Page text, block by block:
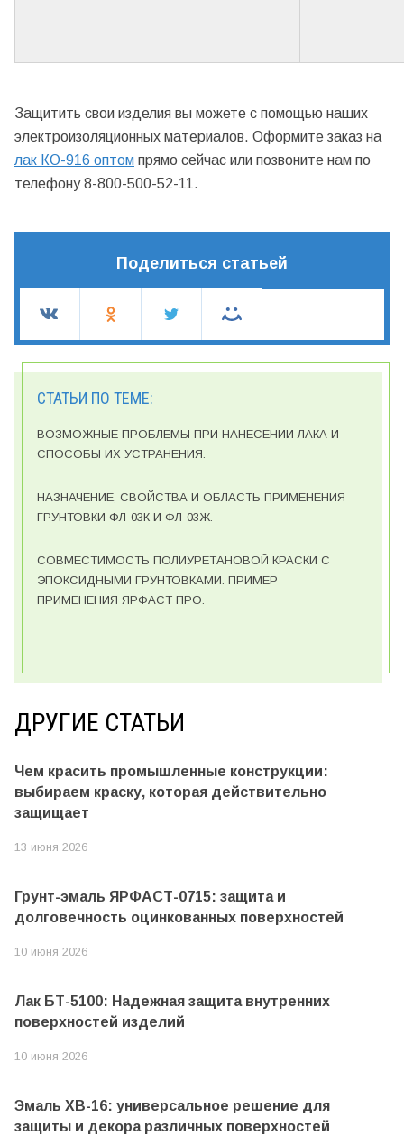
Защитить свои изделия вы можете с помощью наших
электроизоляционных материалов. Оформите заказ на
лак КО-916 оптом прямо сейчас или позвоните нам по
телефону 8-800-500-52-11.
Поделиться статьей
СТАТЬИ ПО ТЕМЕ:
ВОЗМОЖНЫЕ ПРОБЛЕМЫ ПРИ НАНЕСЕНИИ ЛАКА И
СПОСОБЫ ИХ УСТРАНЕНИЯ.
НАЗНАЧЕНИЕ, СВОЙСТВА И ОБЛАСТЬ ПРИМЕНЕНИЯ
ГРУНТОВКИ ФЛ-03К И ФЛ-03Ж.
СОВМЕСТИМОСТЬ ПОЛИУРЕТАНОВОЙ КРАСКИ С
ЭПОКСИДНЫМИ ГРУНТОВКАМИ. ПРИМЕР
ПРИМЕНЕНИЯ ЯРФАСТ ПРО.
ДРУГИЕ СТАТЬИ
Чем красить промышленные конструкции:
выбираем краску, которая действительно
защищает
13 июня 2026
Грунт-эмаль ЯРФАСТ-0715: защита и
долговечность оцинкованных поверхностей
10 июня 2026
Лак БТ-5100: Надежная защита внутренних
поверхностей изделий
10 июня 2026
Эмаль ХВ-16: универсальное решение для
защиты и декора различных поверхностей